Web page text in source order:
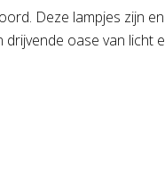
Deze lampjes zijn
oase van licht